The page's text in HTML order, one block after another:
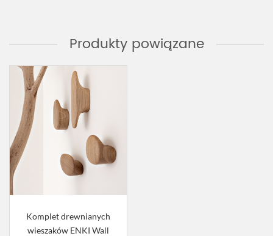
Produkty powiązane
Komplet drewnianych
wieszaków ENKI Wall